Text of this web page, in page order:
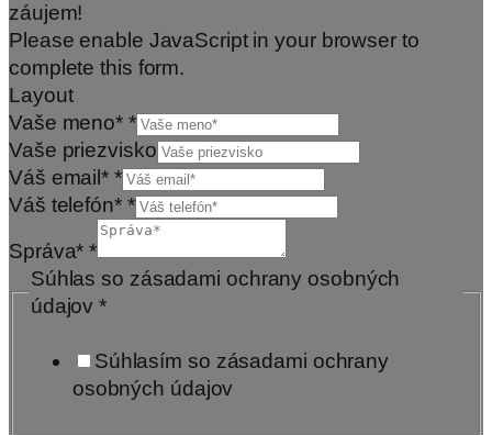
záujem!
Please enable JavaScript in your browser to
complete this form.
Layout
Vaše meno* *
Vaše priezvisko
Váš email* *
Váš telefón* *
Správa**
Súhlas so zásadami ochrany osobných
údajov*
Súhlasím so zásadami ochrany
osobných údajov